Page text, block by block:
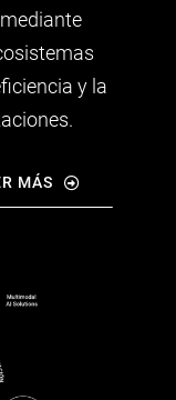
y la
MÁS